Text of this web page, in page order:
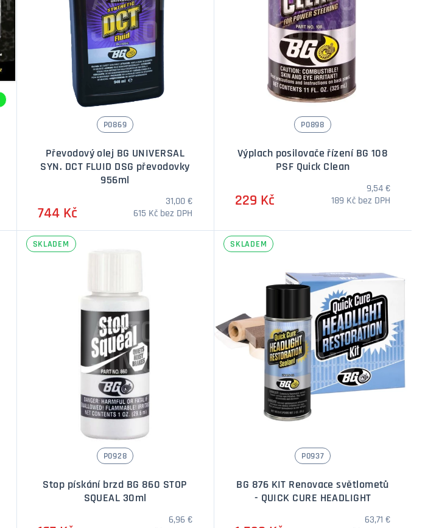
P0869
Převodový olej BG UNIVERSAL
SYN. DCT FLUID DSG převodovky
956ml
744 Kč
31,00 €
615 Kč bez DPH
P0898
Výplach posilovače řízení BG 108
PSF Quick Clean
229 Kč
9,54 €
189 Kč bez DPH
SKLADEM
P0928
Stop pískání brzd BG 860 STOP
SQUEAL 30ml
6,96 €
SKLADEM
P0937
BG 876 KIT Renovace světlometů
- QUICK CURE HEADLIGHT
63,71 €